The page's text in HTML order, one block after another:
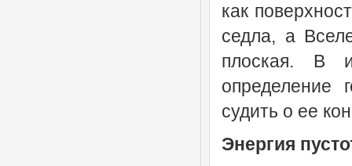
как
седла, а
плоская. В
определение
судить о ее
Энергия